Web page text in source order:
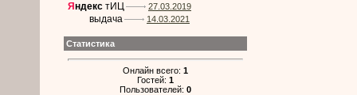
Я ндекс тИЦ 27.03.2019
выдача 14.03.2021
Статистика
Онлайн всего: 1
Гостей: 1
Пользователей: 0